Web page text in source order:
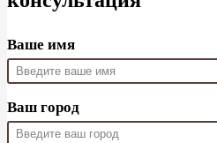
Ваше имя
Ваш город